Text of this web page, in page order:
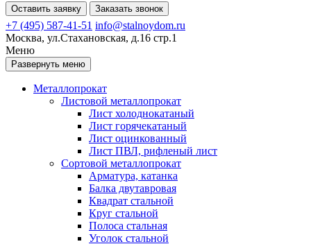
Оставить заявку Заказать звонок
+7 (495) 587-41-51 info@stalnoydom.ru
Москва, ул.Стахановская, д.16 стр.1
Меню
Развернуть меню
Металлопрокат
Листовой металлопрокат
Лист холоднокатаный
Лист горячекатаный
Лист оцинкованный
Лист ПВЛ, рифленый лист
Сортовой металлопрокат
Арматура, катанка
Балка двутавровая
Квадрат стальной
Круг стальной
Полоса стальная
Уголок стальной